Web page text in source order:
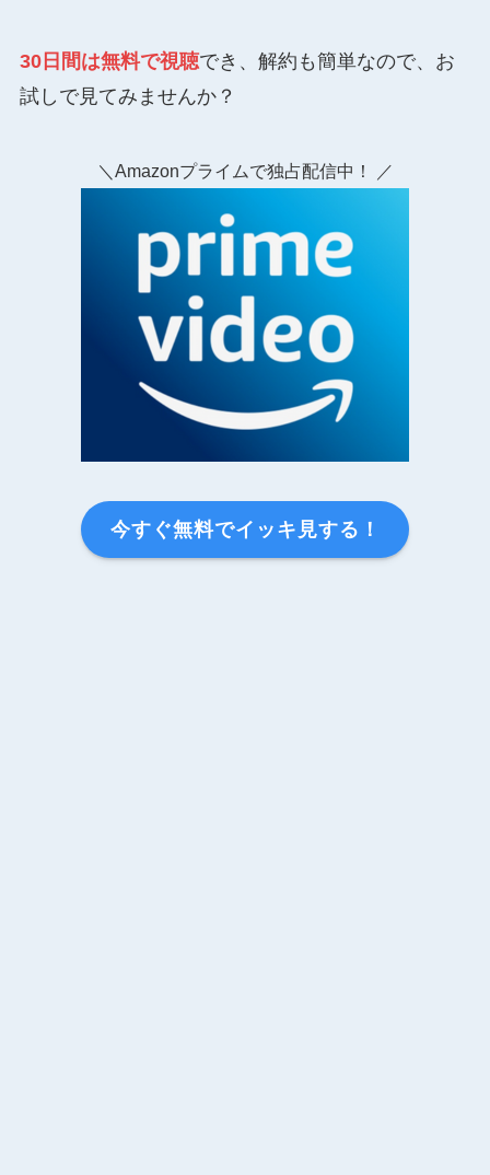
30日間は無料で視聴でき、解約も簡単なので、お
試しで見てみませんか？
＼Amazonプライムで独占配信中！ ／
今すぐ無料でイッキ見する！